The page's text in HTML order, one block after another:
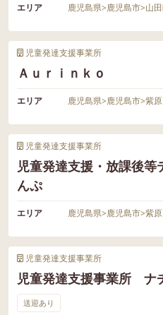
エリア 鹿児島県>鹿児島市>山
児童発達支援事業所
Ａｕｒｉｎｋｏ
エリア 鹿児島県>鹿児島市>紫原
児童発達支援事業所
児童発達支援・放課後
んぷ
エリア 鹿児島県>鹿児島市>紫原
児童発達支援事業所
児童発達支援事業所 ナ
送迎あり